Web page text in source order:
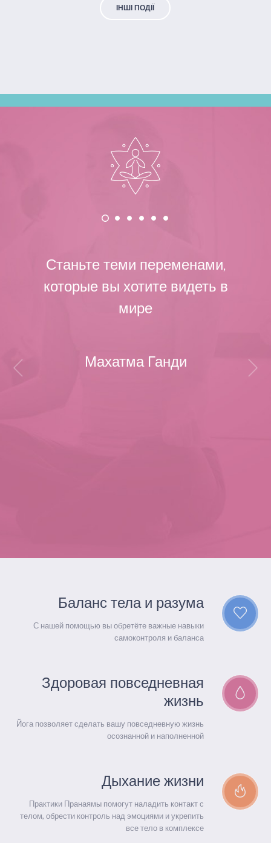
ІНШІ ПОДІЇ
Станьте теми переменами,
которые вы хотите видеть в
мире
Махатма Ганди
Баланс тела и разума
С нашей помощью вы обретёте важные навыки
самоконтроля и баланса
Здоровая повседневная
жизнь
Йога позволяет сделать вашу повседневную жизнь
осознанной и наполненной
Дыхание жизни
Практики Пранаямы помогут наладить контакт с
телом, обрести контроль над эмоциями и укрепить
все тело в комплексе